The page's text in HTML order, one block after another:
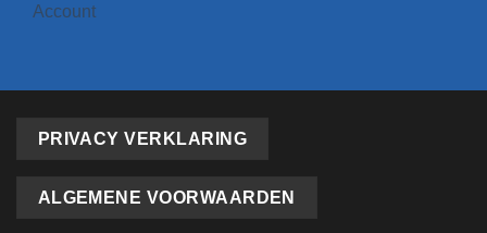
Account
PRIVACY VERKLARING
ALGEMENE VOORWAARDEN